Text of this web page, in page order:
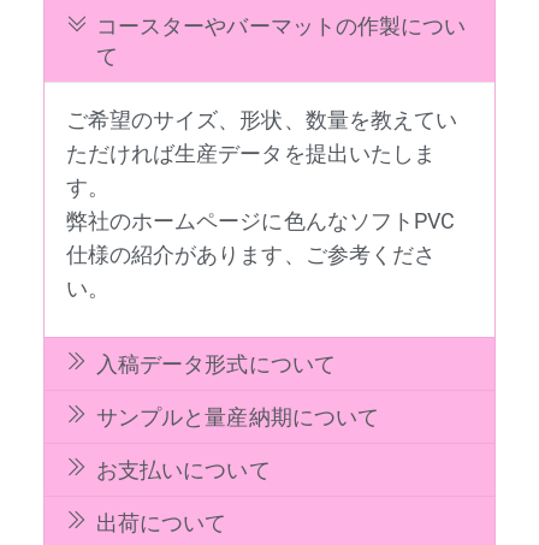
コースターやバーマットの作製につい
て
ご希望のサイズ、形状、数量を教えてい
ただければ生産データを提出いたしま
す。
弊社のホームページに色んなソフトPVC
仕様の紹介があります、ご参考くださ
い。
入稿データ形式について
サンプルと量産納期について
お支払いについて
出荷について